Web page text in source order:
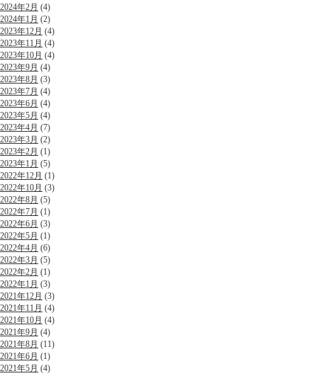
2024年2月 (4)
2024年1月 (2)
2023年12月 (4)
2023年11月 (4)
2023年10月 (4)
2023年9月 (4)
2023年8月 (3)
2023年7月 (4)
2023年6月 (4)
2023年5月 (4)
2023年4月 (7)
2023年3月 (2)
2023年2月 (1)
2023年1月 (5)
2022年12月 (1)
2022年10月 (3)
2022年8月 (5)
2022年7月 (1)
2022年6月 (3)
2022年5月 (1)
2022年4月 (6)
2022年3月 (5)
2022年2月 (1)
2022年1月 (3)
2021年12月 (3)
2021年11月 (4)
2021年10月 (4)
2021年9月 (4)
2021年8月 (11)
2021年6月 (1)
2021年5月 (4)